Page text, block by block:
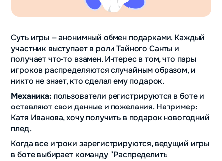
Суть игры — анонимный обмен подарками. Каждый
участник выступает в роли Тайного Санты и
получает что‑то взамен. Интерес в том, что пары
игроков распределяются случайным образом, и
никто не знает, кто сделал ему подарок.
Механика: пользователи регистрируются в боте и
оставляют свои данные и пожелания. Например:
Катя Иванова, хочу получить в подарок новогодний
плед.
Когда все игроки зарегистрируются, ведущий игры
в боте выбирает команду “Распределить